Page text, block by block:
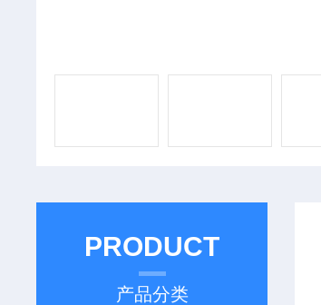
PRODUCT
产品分类